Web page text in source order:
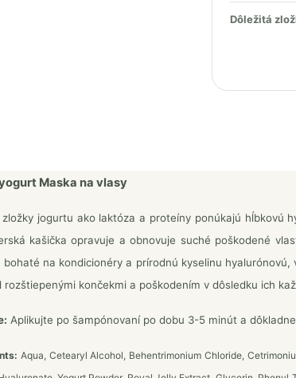
Dôležitá
Maska na vlasy
zložky jogurtu ako laktóza a proteíny ponúkajú hĺbkovú
kašička opravuje a obnovuje suché poškodené
bohaté na kondicionéry a prírodnú kyselinu
rozštiepenými končekmi a poškodením v dôsledku ich
Aplikujte po šampónovaní po dobu 3-5 minút a
Aqua, Cetearyl Alcohol, Behentrimonium Chloride,